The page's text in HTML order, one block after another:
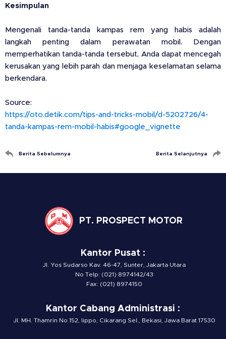
Kesimpulan
Mengenali tanda-tanda kampas rem yang habis adalah
langkah penting dalam perawatan mobil. Dengan
memperhatikan tanda-tanda tersebut, Anda dapat mencegah
kerusakan yang lebih parah dan menjaga keselamatan selama
berkendara.
Source:
https://oto.detik.com/tips-and-tricks-mobil/d-5202726/4-
tanda-kampas-rem-mobil-habis#google_vignette
Berita Sebelumnya Berita Selanjutnya
PT. PROSPECT MOTOR
Kantor Pusat :
Jl. Yos Sudarso Kav. 46-47, Sunter, Jakarta Utara
No Telp: (021) 8974142/43
Fax: (021) 8974150
Kantor Cabang Administrasi :
Jl. MH. Thamrin No.152, lippo, Cikarang Sel., Bekasi, Jawa Barat 17530